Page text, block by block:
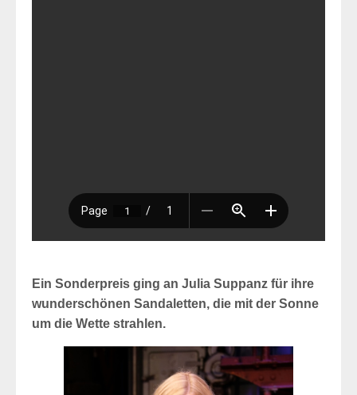
Ein Sonderpreis ging an Julia Suppanz für ihre
wunderschönen Sandaletten, die mit der Sonne
um die Wette strahlen.